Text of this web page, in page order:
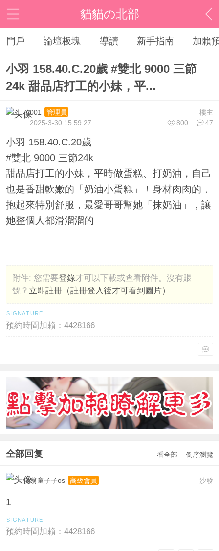
貓貓の北部
門戶 論壇板塊 導讀 新手指南 加賴
小羽 158.40.C.20歲 #雙北 9000 三節
24k 甜品店打工的小妹，平...
樓主
001
管理員
800
47
2025-3-30 15:59:27
小羽 158.40.C.20歲
#雙北 9000 三節24k
甜品店打工的小妹，平時做蛋糕、打奶油，自己
也是香甜軟嫩的「奶油小蛋糕」！身材肉肉的，
抱起來特別舒服，最愛哥哥幫她「抹奶油」，讓
她整個人都滑溜溜的
附件: 您需要登錄才可以下載或查看附件。沒有賬
號？ 立即註冊（註冊登入後才可看到圖片）
預約時間加賴：4428166
全部回复 看全部 倒序瀏覽
沙發
仙翁童子子os 高級會員
1
預約時間加賴：4428166